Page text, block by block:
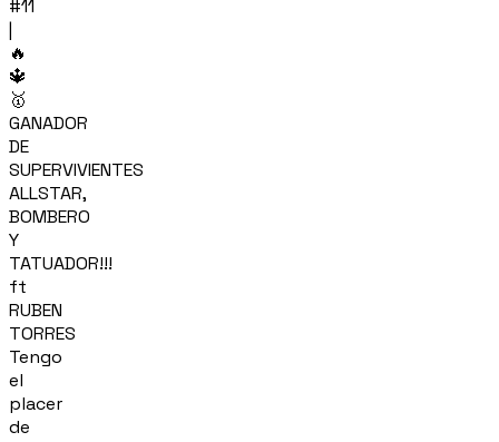
#11
|
🔥
🔱
🥇
GANADOR
DE
SUPERVIVIENTES
ALLSTAR,
BOMBERO
Y
TATUADOR!!!
ft
RUBEN
TORRES
Tengo
el
placer
de